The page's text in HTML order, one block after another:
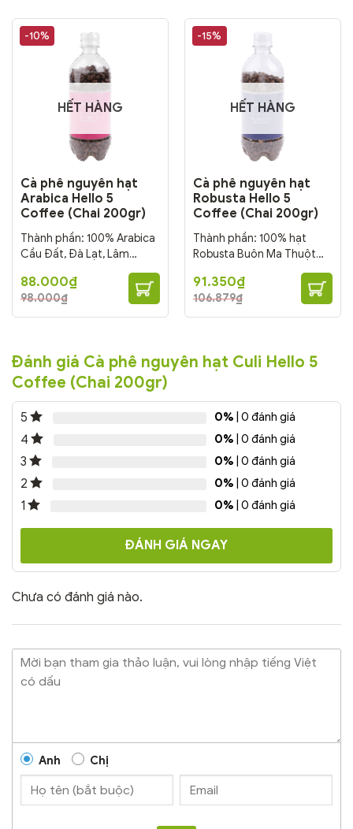
-10%
HẾT HÀNG
Cà phê nguyên hạt
Arabica Hello 5
Coffee (Chai 200gr)
98.000₫
Giá
gốc
là:
88.000₫
Giá
hiện
tại
88.000₫.
Thành phần: 100% Arabica
Cầu Đất, Đà Lạt, Lâm
độ rang: Rang vừa
★★★☆☆☆ Phù hợp: Cà
phê rang nguyên chất sử
bạc sỉu,... Phù hợp cho kinh
doanh quán, nhà hàng,
-15%
HẾT HÀNG
Cà phê nguyên hạt
Robusta Hello 5
Coffee (Chai 200gr)
106.879₫
Giá
gốc
là:
91.350₫
Giá
hiện
tại
91.350₫.
Thành phần: 100% hạt
Robusta Buôn Ma Thuột
Mức độ rang: Rang vừa
★★★☆☆☆ Phù hợp: Cà
phê rang nguyên chất sử
bạc sỉu,... Phù hợp cho kinh
Đánh giá Cà phê nguyên hạt Culi Hello 5
Coffee (Chai 200gr)
5 0% | 0 đánh giá
4 0% | 0 đánh giá
3 0% | 0 đánh giá
2 0% | 0 đánh giá
1 0% | 0 đánh giá
ĐÁNH GIÁ NGAY
Chưa có đánh giá nào.
Anh Chị